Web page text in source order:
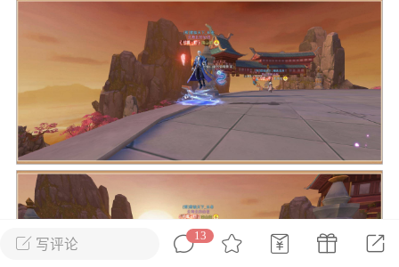
开播时间留意通知
游戏推荐
一起体验精彩世界
每分钟在线0，今日新注册0，孵蛋 ，总用户数
ʚ小鱼冻干ɞ
03-06 11:18 广东·深圳
【周末了，还不来新服冲榜吗？】送现
金大奖、实物奖励，各种福利拿到手软！
写评论 13